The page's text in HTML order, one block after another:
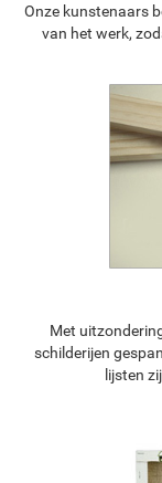
Onze kunstenaars
van het werk,
Met
schilderijen
lijsten